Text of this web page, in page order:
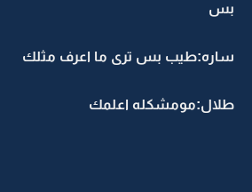
بس
ساره:طيب بس ترى ما اعرف مثلك
طلال:مومشكله اعلمك